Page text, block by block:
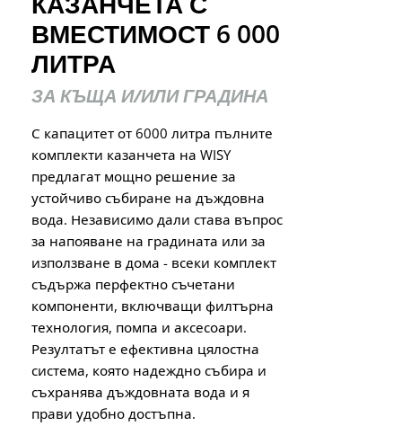
ВМЕСТИМОСТ 6 000
ЛИТРА
ЗА КЪЩА И/ИЛИ ГРАДИНА
С капацитет от 6000 литра пълните
комплекти казанчета на WISY
предлагат мощно решение за
устойчиво събиране на дъждовна
вода. Независимо дали става въпрос
за напояване на градината или за
използване в дома - всеки комплект
съдържа перфектно съчетани
компоненти, включващи филтърна
технология, помпа и аксесоари.
Резултатът е ефективна цялостна
система, която надеждно събира и
съхранява дъждовната вода и я
прави удобно достъпна.